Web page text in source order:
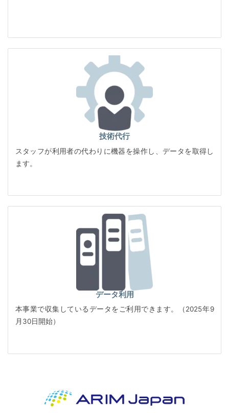
技術代行
スタッフが利用者の代わりに機器を操作し、データを取得し
ます。
データ利用
本事業で収集しているデータをご利用できます。（2025年9
月30日開始）